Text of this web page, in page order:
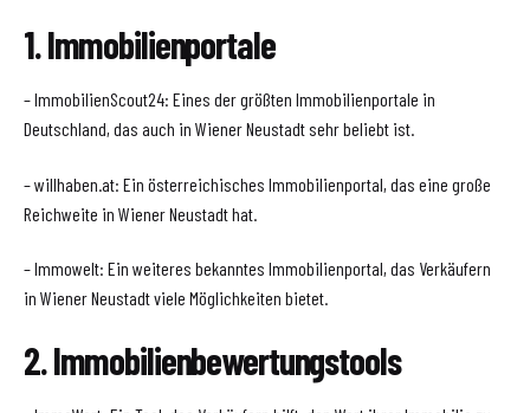
1. Immobilienportale
– ImmobilienScout24: Eines der größten Immobilienportale in
Deutschland, das auch in Wiener Neustadt sehr beliebt ist.
– willhaben.at: Ein österreichisches Immobilienportal, das eine große
Reichweite in Wiener Neustadt hat.
– Immowelt: Ein weiteres bekanntes Immobilienportal, das Verkäufern
in Wiener Neustadt viele Möglichkeiten bietet.
2. Immobilienbewertungstools